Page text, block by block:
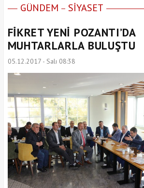
GÜNDEM SİYASET
FİKRET YENİ POZANTI’DA
MUHTARLARLA BULUŞTU
05.12.2017 - Salı 08:38